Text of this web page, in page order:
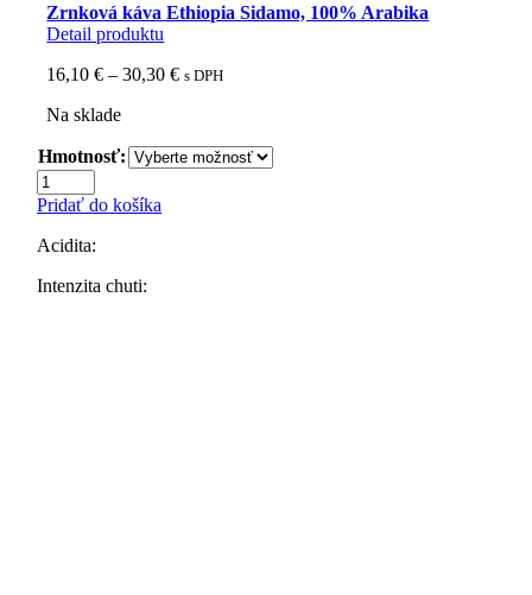
Zrnková káva Ethiopia Sidamo, 100% Arabika
Detail produktu
16,10€ – 30,30€Price
30,30 €
s DPH
Na sklade
Hmotnosť:
množstvo
Zrnková
Ethiopia
100%
Pridať do košíka
Acidita:
Intenzita chuti: